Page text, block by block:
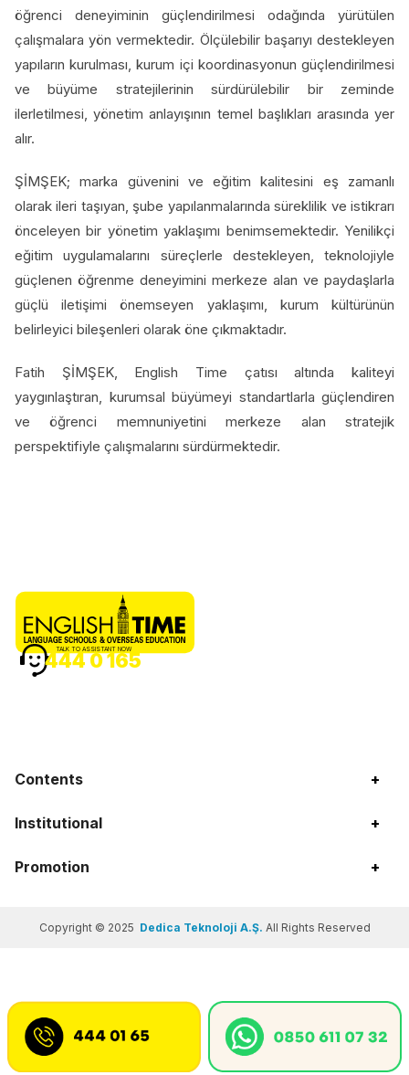
öğrenci deneyiminin güçlendirilmesi odağında yürütülen
çalışmalara yön vermektedir. Ölçülebilir başarıyı destekleyen
yapıların kurulması, kurum içi koordinasyonun güçlendirilmesi
ve büyüme stratejilerinin sürdürülebilir bir zeminde
ilerletilmesi, yönetim anlayışının temel başlıkları arasında yer
alır.
ŞİMŞEK; marka güvenini ve eğitim kalitesini eş zamanlı
olarak ileri taşıyan, şube yapılanmalarında süreklilik ve istikrarı
önceleyen bir yönetim yaklaşımı benimsemektedir. Yenilikçi
eğitim uygulamalarını süreçlerle destekleyen, teknolojiyle
güçlenen öğrenme deneyimini merkeze alan ve paydaşlarla
güçlü iletişimi önemseyen yaklaşımı, kurum kültürünün
belirleyici bileşenleri olarak öne çıkmaktadır.
Fatih ŞİMŞEK, English Time çatısı altında kaliteyi
yaygınlaştıran, kurumsal büyümeyi standartlarla güçlendiren
ve öğrenci memnuniyetini merkeze alan stratejik
perspektifiyle çalışmalarını sürdürmektedir.
Contents +
Institutional +
Promotion +
TALK TO ASSISTANT NOW
444 0 165
Copyright © 2025 Dedica Teknoloji A.Ş. All Rights Reserved